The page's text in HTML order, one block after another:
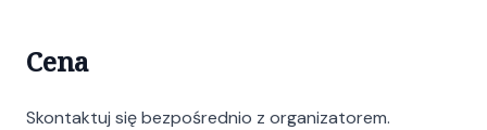
Cena
Skontaktuj się bezpośrednio z organizatorem.